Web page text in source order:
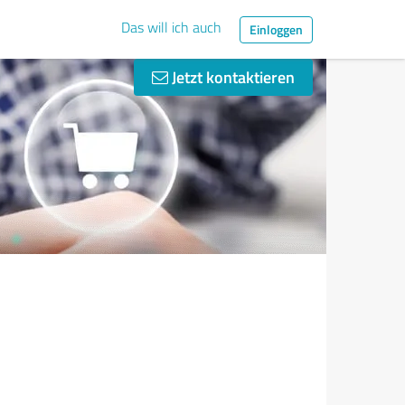
Das will ich auch Einloggen
Jetzt kontaktieren